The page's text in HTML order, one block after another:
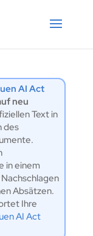
AI Act
neu
Text in
des
in einem
Absätzen.
Ihre
AI Act